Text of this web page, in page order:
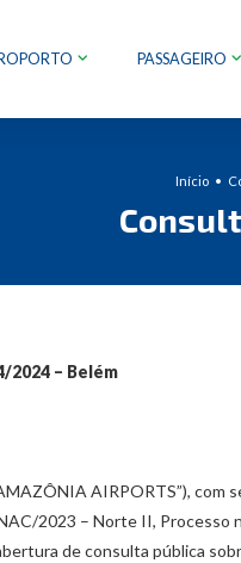
PASSAGEIRO
Início
2024 – Belém
AIRPORTS”), com
2023 – Norte II,
de consulta pública